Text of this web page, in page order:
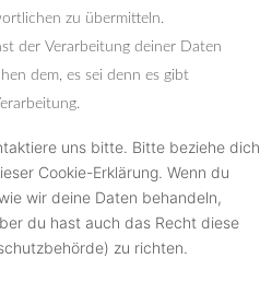
zu übermitteln.
der Verarbeitung deiner Daten
dem, es sei denn es gibt
uns bitte. Bitte beziehe dich
Cookie-Erklärung. Wenn du
wir deine Daten behandeln,
du hast auch das Recht diese
zu richten.